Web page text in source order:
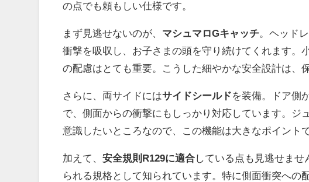
の点でも頼もしい仕様です。
まず見逃せないのが、 マシュマロGキャッチ 。ヘッド
衝撃を吸収し、お子さまの頭を守り続けてくれます。
の配慮はとても重要。こうした細やかな安全設計は、
さらに、両サイドにはサイドシールドを装備。ドア側
で、側面からの衝撃にもしっかり対応しています。ジ
意識したいところなので、この機能は大きなポイントで
加えて、安全規則R129に適合している点も見逃せま
られる規格として知られています。特に側面衝突への